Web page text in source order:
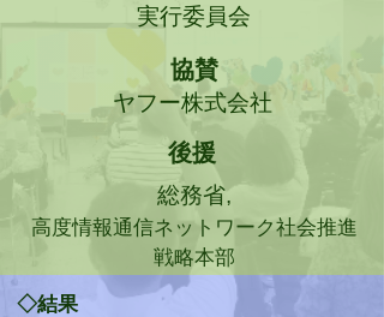
実行委員会
協賛
ヤフー株式会社
後援
総務省,
高度情報通信ネットワーク社会推進
戦略本部
◇結果